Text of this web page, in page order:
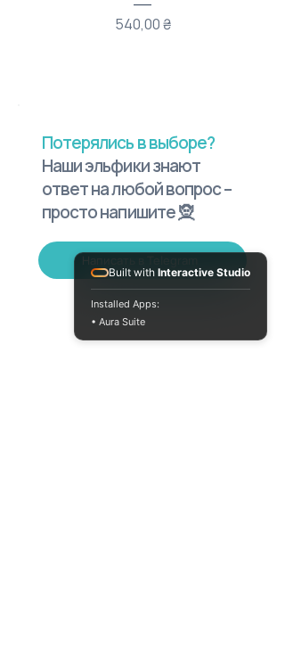
Цена
540,00 ₴
Потерялись в выборе?
Наши эльфики знают
ответ на любой вопрос –
просто напишите 🧝
Написать в Telegram
Built with Interactive Studio
Installed Apps:
• Aura Suite